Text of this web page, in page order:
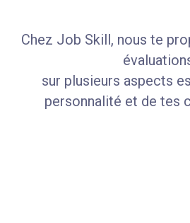
Chez Job Skill, nous te
sur plusieurs aspects
personnalité et de tes